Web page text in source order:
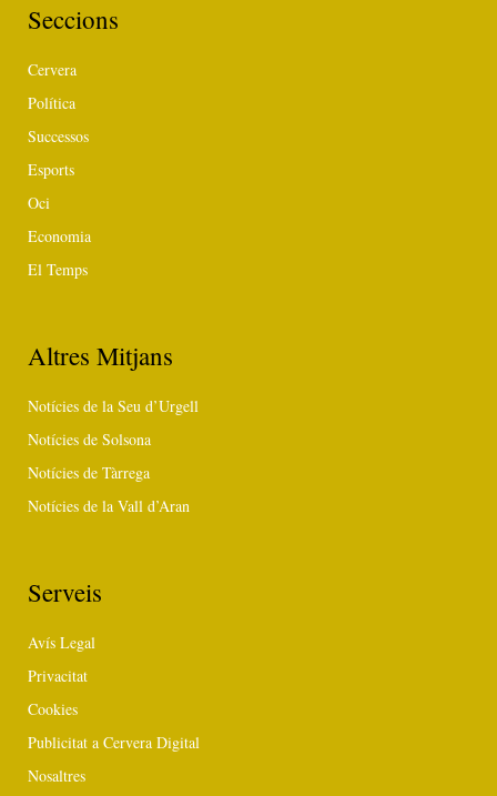
Seccions
Cervera
Política
Successos
Esports
Oci
Economia
El Temps
Altres Mitjans
Notícies de la Seu d’Urgell
Notícies de Solsona
Notícies de Tàrrega
Notícies de la Vall d’Aran
Serveis
Avís Legal
Privacitat
Cookies
Publicitat a Cervera Digital
Nosaltres